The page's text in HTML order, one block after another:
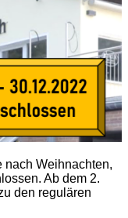
nach Weihnachten,
Ab dem 2.
den regulären